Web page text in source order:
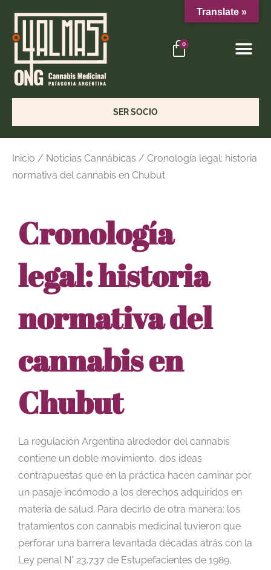
0
SER SOCIO
Inicio / Noticias Cannábicas / Cronología legal: historia
normativa del cannabis en Chubut
Cronología
legal: historia
normativa del
cannabis en
Chubut
La regulación Argentina alrededor del cannabis
contiene un doble movimiento, dos ideas
contrapuestas que en la práctica hacen caminar por
un pasaje incómodo a los derechos adquiridos en
materia de salud. Para decirlo de otra manera: los
tratamientos con cannabis medicinal tuvieron que
perforar una barrera levantada décadas atrás con la
Ley penal N° 23.737 de Estupefacientes de 1989,
Translate »